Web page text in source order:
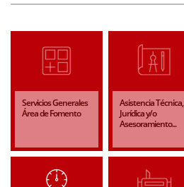
Servicios Generales
Área de Fomento
Asistencia Técnica,
Jurídica y/o
Asesoramiento...